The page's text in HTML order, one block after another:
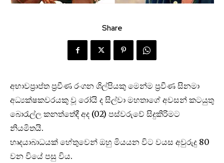
Share
අභාවප්‍රාප්ත ප්‍රවීණ රංගන ශිල්පියකු මෙන්ම ප්‍රවීණ සිනමා
අධ්‍යක්ෂකවරයකු වූ රෝයි ද සිල්වා මහතාගේ අවසන් කටයුතු
බොරැල්ල කනත්තේදී අද (02) පස්වරුවේ සිදුකිරිමට
නියමිතයි.
හෘදයාබාධයක් හේතුවෙන් ඔහු මියයන විට වයස අවුරුදු 80
වන වියේ පසු විය.